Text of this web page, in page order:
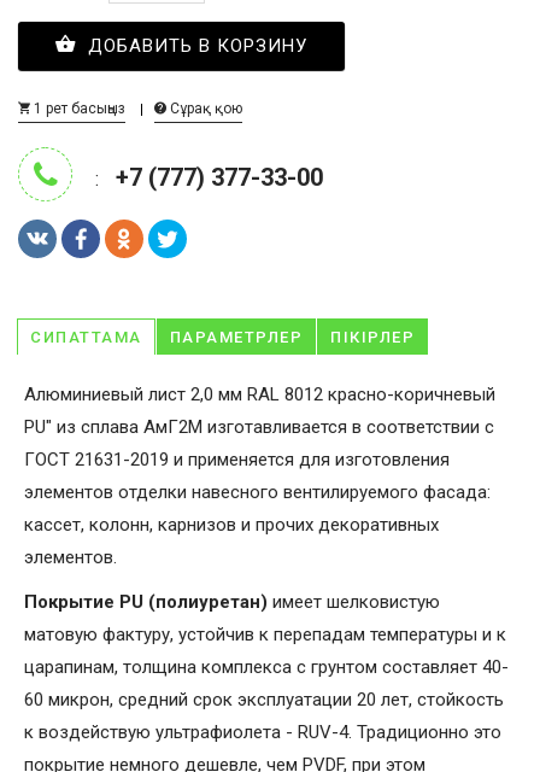
ДОБАВИТЬ В КОРЗИНУ
1 рет басыңыз Сұрақ қою
: +7 (777) 377-33-00
СИПАТТАМА ПАРАМЕТРЛЕР ПІКІРЛЕР
Алюминиевый лист 2,0 мм RAL 8012 красно-коричневый
PU" из сплава АмГ2М изготавливается в соответствии с
ГОСТ 21631-2019 и применяется для изготовления
элементов отделки навесного вентилируемого фасада:
кассет, колонн, карнизов и прочих декоративных
элементов.
Покрытие PU (полиуретан) имеет шелковистую
матовую фактуру, устойчив к перепадам температуры и к
царапинам, толщина комплекса с грунтом составляет 40-
60 микрон, средний срок эксплуатации 20 лет, стойкость
к воздействую ультрафиолета - RUV-4. Традиционно это
покрытие немного дешевле, чем PVDF, при этом